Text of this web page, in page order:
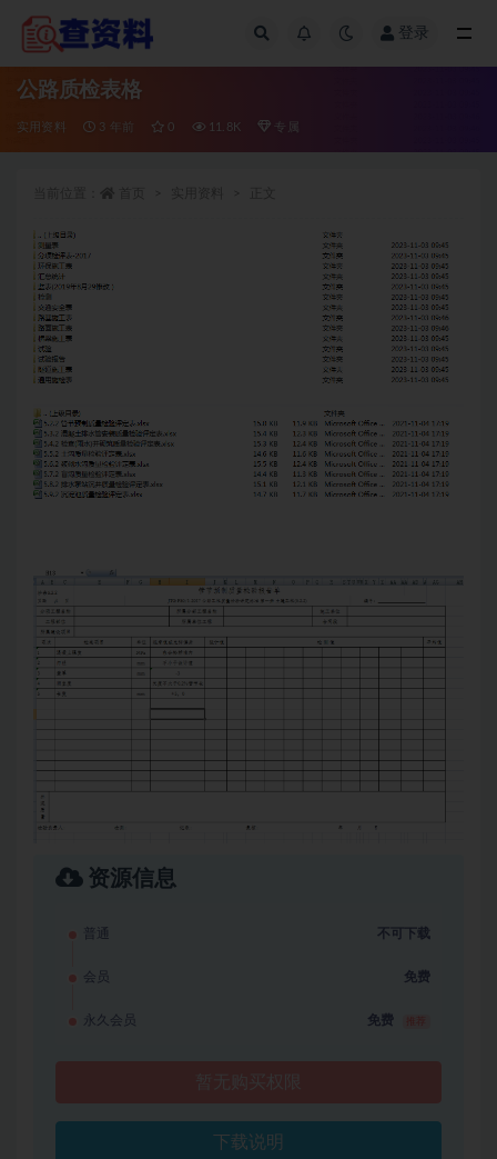
登录
公路质检表格
实用资料 3 年前 0 11.8K 专属
资源信息
普通 不可下载
会员 免费
永久会员 免费
下载说明